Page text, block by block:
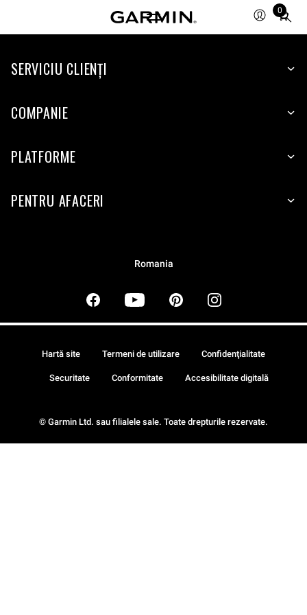
0
Total
items
cart:
SERVICIU CLIENŢI
COMPANIE
PLATFORME
PENTRU AFACERI
Romania
© Garmin Ltd. sau filialele sale. Toate drepturile rezervate.
Hartă site Termeni de utilizare Confidenţialitate
Securitate Conformitate Accesibilitate digitală